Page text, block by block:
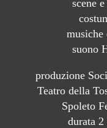
scene
suono
produzione
Teatro della
Spoleto
durata